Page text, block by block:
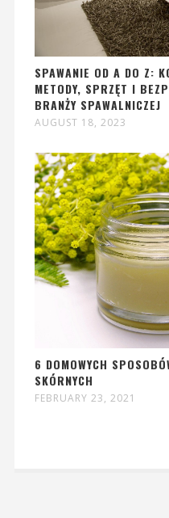
SPAWANIE OD A DO Z:
METODY, SPRZĘT I
BRANŻY SPAWALNICZEJ
AUGUST 18, 2023
6 DOMOWYCH
SKÓRNYCH
FEBRUARY 23, 2021